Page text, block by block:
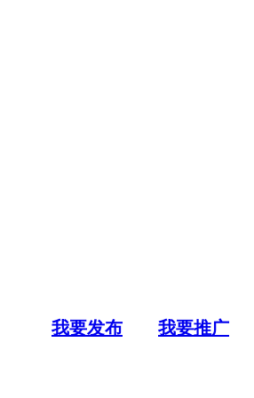
我要发布 我要推广